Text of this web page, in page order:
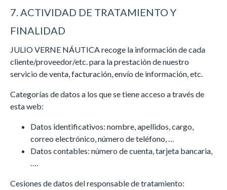
7. ACTIVIDAD DE TRATAMIENTO Y
FINALIDAD
JULIO VERNE NÁUTICA recoge la información de cada
cliente/proveedor/etc. para la prestación de nuestro
servicio de venta, facturación, envío de información, etc.
Categorías de datos a los que se tiene acceso a través de
esta web:
Datos identificativos: nombre, apellidos, cargo,
correo electrónico, número de teléfono, …
Datos contables: número de cuenta, tarjeta bancaria,
….
Cesiones de datos del responsable de tratamiento: